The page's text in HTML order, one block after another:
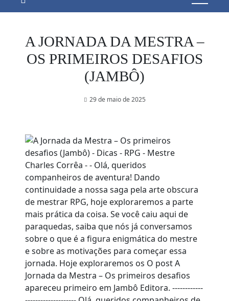
A JORNADA DA MESTRA –
OS PRIMEIROS DESAFIOS
(JAMBÔ)
29 de maio de 2025